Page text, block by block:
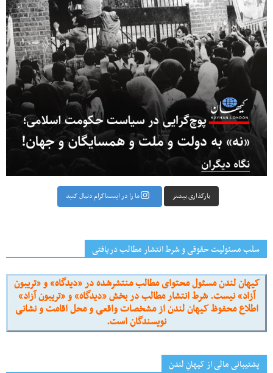
بارگذاری بیشتر ما را در اینستاگرام دنبال کنید
سلب مسئولیت حقوقی و شرط انتشار مطالب دریافتی
کیهان لندن مسئول محتوای مطالب منتشرشده در «دیدگاه» و «تریبون
آزاد» نیست. شرط انتشار مطالب در بخش «دیدگاه» و «تریبون آزاد»
اطلاع محفوظ کیهان لندن از مشخصات واقعی و محل اقامت و نشانی
نویسندگان است.
پشتیبانی مالی از کیهانِ لندن